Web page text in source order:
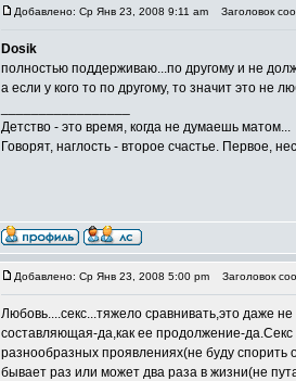
Добавлено: Ср Янв 23, 2008 9:11 am Заголовок
Dosik
полностью поддерживаю...по другому и не
а если у кого то по другому, то значит это не
Детство - это время, когда не думаешь матом...
Говорят, наглость - второе счастье. Первое,
Добавлено: Ср Янв 23, 2008 5:00 pm Заголовок
Любовь....секс...тяжело сравнивать,это даже
составляющая-да,как ее продолжение-
разнообразных проявлениях(не буду спорить
бывает раз или может два раза в жизни(не